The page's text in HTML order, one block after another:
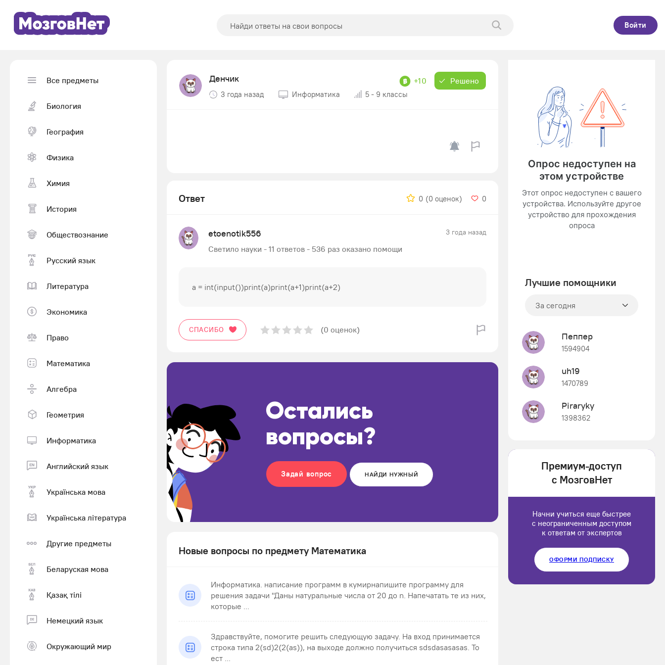
Войти
Все предметы
Биология
География
Физика
Химия
История
Обществознание
Русский язык
Литература
Экономика
Право
Математика
Алгебра
Геометрия
Информатика
Английский язык
Українська мова
Українська література
Другие предметы
Беларуская мова
Қазақ тiлi
Немецкий язык
Окружающий мир
Денчик +10 Решено
3 года назад Информатика 5 - 9 классы
Ответ 0 (0 оценок) 0
etoenotik556 3 года назад
Светило науки - 11 ответов - 536 раз оказано помощи
a = int(input())print(a)print(a+1)print(a+2)
СПАСИБО (0 оценок)
Остались
вопросы?
Задай вопрос НАЙДИ НУЖНЫЙ
Новые вопросы по предмету Математика
Информатика. написание программ в кумирнапишите программу для
решения задачи "Даны натуральные числа от 20 до n. Напечатать те из них,
которые ...
Здравствуйте, помогите решить следующую задачу. На вход принимается
строка типа 2(sd)2(2(as)), на выходе должно получиться sdsdasasasas. То
ест ...
Лучшие помощники
За сегодня
Пеппер
1594904
uh19
1470789
Piraryky
1398362
Luluput
Премиум-доступ
с МозговНет
Начни учиться еще быстрее
с неограниченным доступом
к ответам от экспертов
ОФОРМИ ПОДПИСКУ